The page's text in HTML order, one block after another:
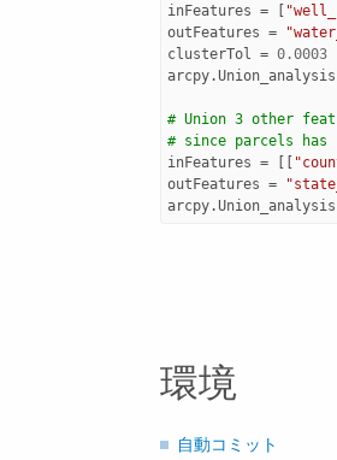
inFeatures = [
outFeatures =
clusterTol = 0.0003
arcpy.Union_analysis
# Union 3 other
# since parcels
inFeatures = [[
outFeatures =
arcpy.Union_analysis
環境
自動コミット